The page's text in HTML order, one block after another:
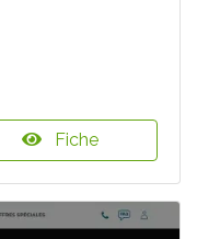
Fiche